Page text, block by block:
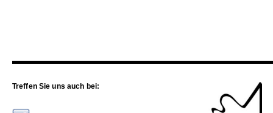
Treffen Sie uns auch bei: